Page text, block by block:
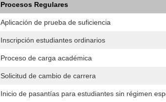
Procesos Regulares
Aplicación de prueba de suficiencia
Inscripción estudiantes ordinarios
Proceso de carga académica
Solicitud de cambio de carrera
Inicio de pasantías para estudiantes sin régimen